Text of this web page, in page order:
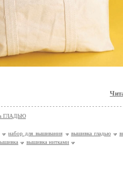
ГЛАДЬЮ
набор для вышивания вышивка гладью
вышивка нитками